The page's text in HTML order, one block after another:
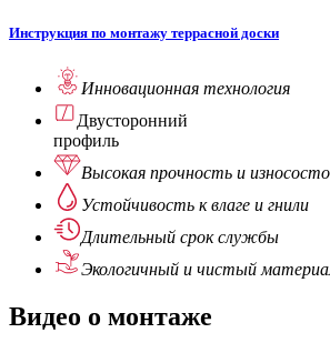
Инструкция по монтажу террасной доски
Инновационная технология
Двуcторонний
профиль
Высокая прочность и
Устойчивость к влаге и гнили
Длительный срок службы
Экологичный и чистый
Видео о монтаже